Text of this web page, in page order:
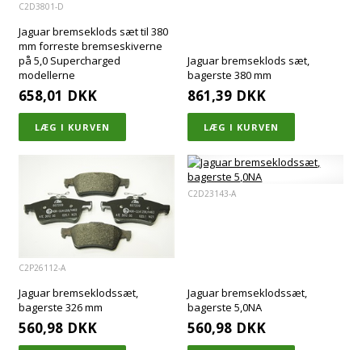
C2D3801-D
Jaguar bremseklods sæt til 380
mm forreste bremseskiverne
på 5,0 Supercharged
modellerne
658,01 DKK
Jaguar bremseklods sæt,
bagerste 380 mm
861,39 DKK
C2P26112-A
Jaguar bremseklodssæt,
bagerste 326 mm
560,98 DKK
C2D23143-A
Jaguar bremseklodssæt,
bagerste 5,0NA
560,98 DKK